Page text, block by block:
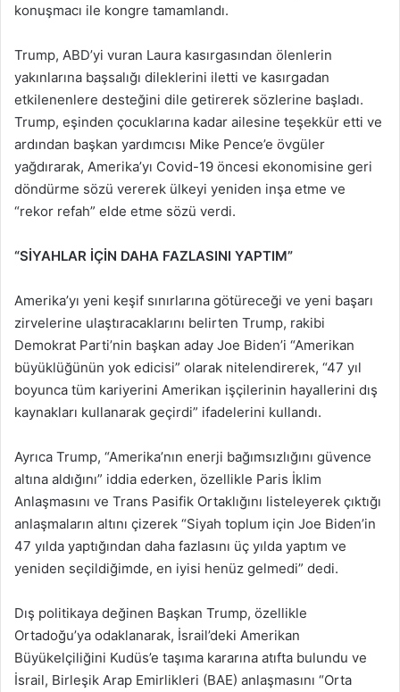
konuşmacı ile kongre tamamlandı.
Trump, ABD’yi vuran Laura kasırgasından ölenlerin
yakınlarına başsalığı dileklerini iletti ve kasırgadan
etkilenenlere desteğini dile getirerek sözlerine başladı.
Trump, eşinden çocuklarına kadar ailesine teşekkür etti ve
ardından başkan yardımcısı Mike Pence’e övgüler
yağdırarak, Amerika’yı Covid-19 öncesi ekonomisine geri
döndürme sözü vererek ülkeyi yeniden inşa etme ve
“rekor refah” elde etme sözü verdi.
“SİYAHLAR İÇİN DAHA FAZLASINI YAPTIM”
Amerika’yı yeni keşif sınırlarına götüreceği ve yeni başarı
zirvelerine ulaştıracaklarını belirten Trump, rakibi
Demokrat Parti’nin başkan aday Joe Biden’i “Amerikan
büyüklüğünün yok edicisi” olarak nitelendirerek, “47 yıl
boyunca tüm kariyerini Amerikan işçilerinin hayallerini dış
kaynakları kullanarak geçirdi” ifadelerini kullandı.
Ayrıca Trump, “Amerika’nın enerji bağımsızlığını güvence
altına aldığını” iddia ederken, özellikle Paris İklim
Anlaşmasını ve Trans Pasifik Ortaklığını listeleyerek çıktığı
anlaşmaların altını çizerek “Siyah toplum için Joe Biden’in
47 yılda yaptığından daha fazlasını üç yılda yaptım ve
yeniden seçildiğimde, en iyisi henüz gelmedi” dedi.
Dış politikaya değinen Başkan Trump, özellikle
Ortadoğu’ya odaklanarak, İsrail’deki Amerikan
Büyükelçiliğini Kudüs’e taşıma kararına atıfta bulundu ve
İsrail, Birleşik Arap Emirlikleri (BAE) anlaşmasını “Orta